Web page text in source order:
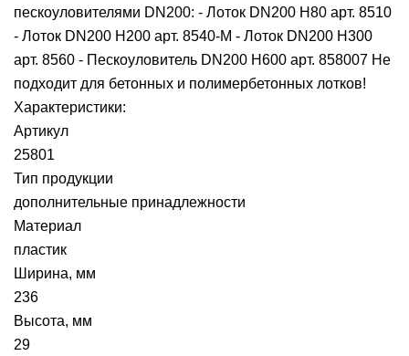
пескоуловителями DN200: - Лоток DN200 Н80 арт. 8510
- Лоток DN200 Н200 арт. 8540-М - Лоток DN200 Н300
арт. 8560 - Пескоуловитель DN200 Н600 арт. 858007 Не
подходит для бетонных и полимербетонных лотков!
Характеристики:
Артикул
25801
Тип продукции
дополнительные принадлежности
Материал
пластик
Ширина, мм
236
Высота, мм
29